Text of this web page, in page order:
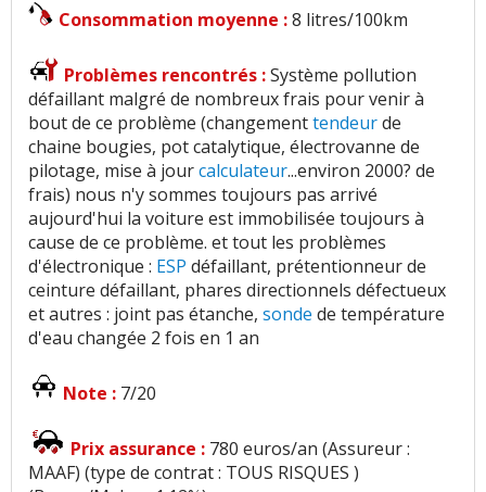
Consommation moyenne :8 litres/100km
Problèmes rencontrés :Système pollution
défaillant malgré de nombreux frais pour venir à
bout de ce problème (changementtendeurde
chaine bougies, pot catalytique, électrovanne de
pilotage, mise à jourcalculateur...environ 2000? de
frais) nous n'y sommes toujours pas arrivé
aujourd'hui la voiture est immobilisée toujours à
cause de ce problème. et tout les problèmes
d'électronique : ESP défaillant, prétentionneur de
ceinture défaillant, phares directionnels défectueux
et autres : joint pas étanche, sonde de température
d'eau changée 2 fois en 1 an
Note : 7/20
Prix assurance : 780 euros/an (Assureur :
MAAF) (type de contrat : TOUS RISQUES )